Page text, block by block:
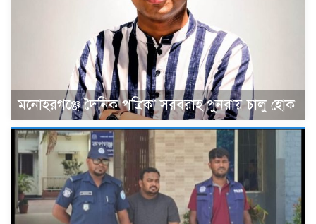
মনোহরগঞ্জে দৈনিক পত্রিকা সরবরাহ পুনরায় চালু হোক